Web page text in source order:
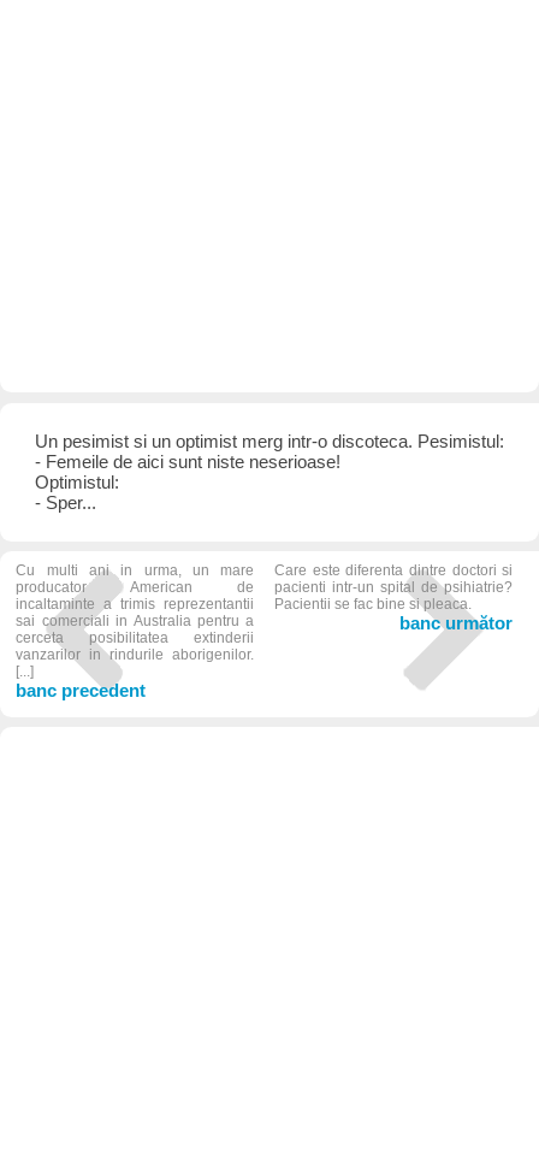
Un pesimist si un optimist merg intr-o discoteca. Pesimistul:
- Femeile de aici sunt niste neserioase!
Optimistul:
- Sper...
Cu multi ani in urma, un mare
producator American de
incaltaminte a trimis reprezentantii
sai comerciali in Australia pentru a
cerceta posibilitatea extinderii
vanzarilor in rindurile aborigenilor.
[...]
banc precedent
Care este diferenta dintre doctori si
pacienti intr-un spital de psihiatrie?
Pacientii se fac bine si pleaca.
banc următor